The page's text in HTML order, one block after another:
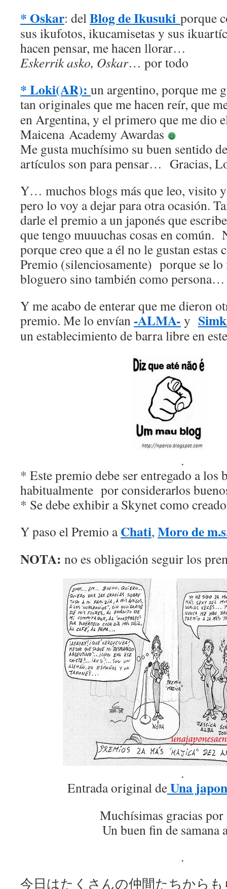
* Oskar: delBlog de Ikusuki porque
sus ikufotos, ikucamisetas y sus
hacen pensar, me hacen llorar…
Eskerrik asko, Oskar… por todo
* Loki(AR): un argentino, porque me
tan originales que me hacen reír, que
en Argentina, y el primero que me dio
Maicena Academy Awardas
Me gusta muchísimo su buen sentido
artículos son para pensar… Gracias,
Y… muchos blogs más que leo, visito
pero lo voy a dejar para otra ocasión.
darle el premio a un japonés que
que tengo muuuchas cosas en común.
porque creo que a él no le gustan estas
Premio (silenciosamente) porque se lo
bloguero sino también como persona…
Y me acabo de enterar que me dieron
premio. Me lo envían -ALMA- y
un establecimiento de barra libre en
.
* Este premio debe ser entregado a los
habitualmente por considerarlos
* Se debe exhibir a Skynet como
Y paso el Premio aChati, Moro de
NOTA: no es obligación seguir los
.
Entrada original deUna
Muchísimas gracias por
Un buen fin de samana
.
今日はたくさんの仲間たちから